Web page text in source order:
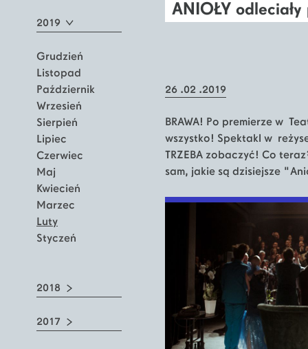
2019
Grudzień
Listopad
Październik
Wrzesień
Sierpień
Lipiec
Czerwiec
Maj
Kwiecień
Marzec
Luty
Styczeń
2018
2017
ANIOŁY
26 .02 .2019
BRAWA! Po premierze w
wszystko! Spektakl w
TRZEBA zobaczyć! Co
sam, jakie są dzisiejsze